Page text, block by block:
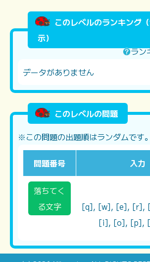
ラン
示）
データがありません
このレベルの問題
※この問題の出題順はランダムです。
問題番号 入力
落ちてく
る文字
[q], [w], [e], [r],
[i], [o], [p],